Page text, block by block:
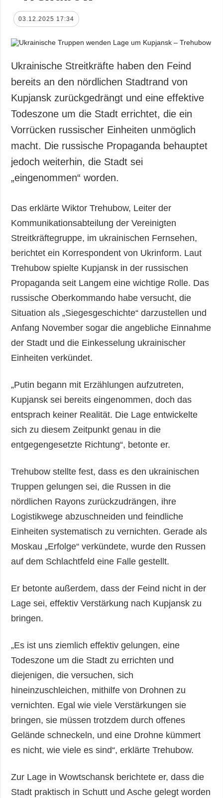
03.12.2025 17:34
Ukrainische Streitkräfte haben den Feind
bereits an den nördlichen Stadtrand von
Kupjansk zurückgedrängt und eine effektive
Todeszone um die Stadt errichtet, die ein
Vorrücken russischer Einheiten unmöglich
macht. Die russische Propaganda behauptet
jedoch weiterhin, die Stadt sei
„eingenommen“ worden.
Das erklärte Wiktor Trehubow, Leiter der
Kommunikationsabteilung der Vereinigten
Streitkräftegruppe, im ukrainischen Fernsehen,
berichtet ein Korrespondent von Ukrinform. Laut
Trehubow spielte Kupjansk in der russischen
Propaganda seit Langem eine wichtige Rolle. Das
russische Oberkommando habe versucht, die
Situation als „Siegesgeschichte“ darzustellen und
Anfang November sogar die angebliche Einnahme
der Stadt und die Einkesselung ukrainischer
Einheiten verkündet.
„Putin begann mit Erzählungen aufzutreten,
Kupjansk sei bereits eingenommen, doch das
entsprach keiner Realität. Die Lage entwickelte
sich zu diesem Zeitpunkt genau in die
entgegengesetzte Richtung“, betonte er.
Trehubow stellte fest, dass es den ukrainischen
Truppen gelungen sei, die Russen in die
nördlichen Rayons zurückzudrängen, ihre
Logistikwege abzuschneiden und feindliche
Einheiten systematisch zu vernichten. Gerade als
Moskau „Erfolge“ verkündete, wurde den Russen
auf dem Schlachtfeld eine Falle gestellt.
Er betonte außerdem, dass der Feind nicht in der
Lage sei, effektiv Verstärkung nach Kupjansk zu
bringen.
„Es ist uns ziemlich effektiv gelungen, eine
Todeszone um die Stadt zu errichten und
diejenigen, die versuchen, sich
hineinzuschleichen, mithilfe von Drohnen zu
vernichten. Egal wie viele Verstärkungen sie
bringen, sie müssen trotzdem durch offenes
Gelände schneckeln, und eine Drohne kümmert
es nicht, wie viele es sind“, erklärte Trehubow.
Zur Lage in Wowtschansk berichtete er, dass die
Stadt praktisch in Schutt und Asche gelegt worden